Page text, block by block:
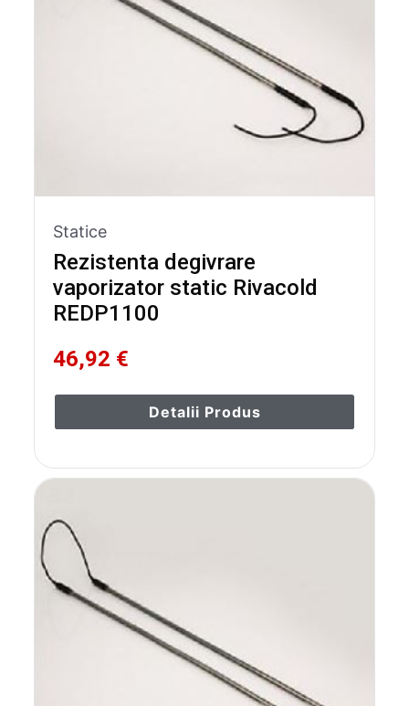
Statice
Rezistenta degivrare
vaporizator static Rivacold
REDP1100
46,92 €
Detalii Produs